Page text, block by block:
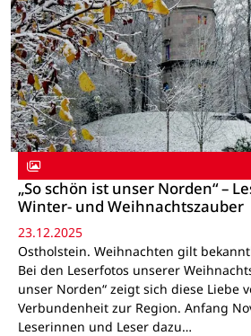
„So schön ist unser Norden“ –
Winter- und Weihnachtszauber
23.12.2025
Ostholstein. Weihnachten gilt
Bei den Leserfotos unserer
unser Norden“ zeigt sich diese Liebe
Verbundenheit zur Region. Anfang
Leserinnen und Leser dazu…